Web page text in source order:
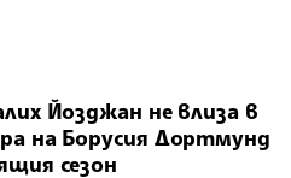
Йозджан не влиза в
на Борусия Дортмунд
сезон